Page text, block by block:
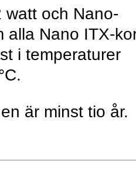
watt och Nano-
alla Nano ITX-
i temperaturer
är minst tio år.